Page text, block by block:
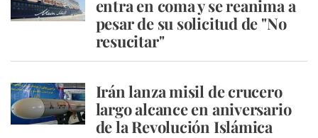
entra en coma y se reanima a
pesar de su solicitud de "No
resucitar"
Irán lanza misil de crucero
largo alcance en aniversario
de la Revolución Islámica